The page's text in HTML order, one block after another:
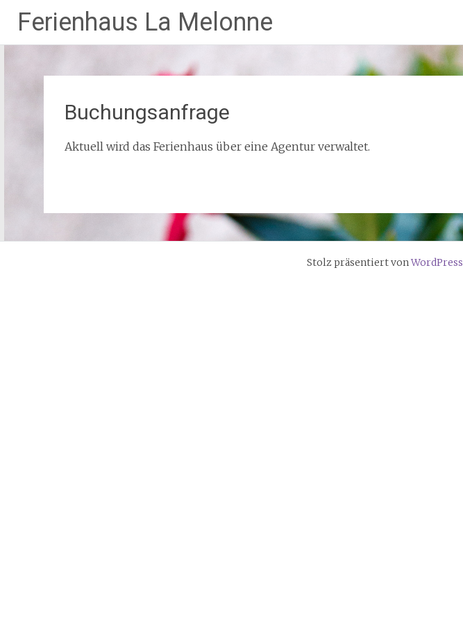
Ferienhaus La Melonne
Buchungsanfrage
Aktuell wird das Ferienhaus über eine Agentur verwaltet.
Stolz präsentiert vonWordPress